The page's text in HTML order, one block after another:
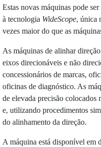
Estas novas máquinas pode
à tecnologia WideScope, única
vezes maior do que as
As máquinas de alinhar
eixos direcionáveis e não
concessionários de marcas,
oficinas de diagnóstico. As
de elevada precisão colocados
e, utilizando procedimentos
do alinhamento da direção.
A máquina está disponível em